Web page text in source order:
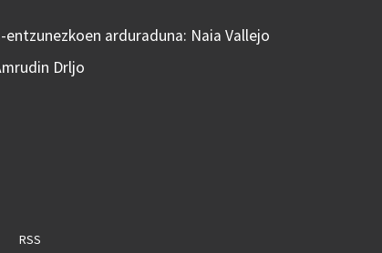
arduraduna: Naia Vallejo
Drljo
RSS